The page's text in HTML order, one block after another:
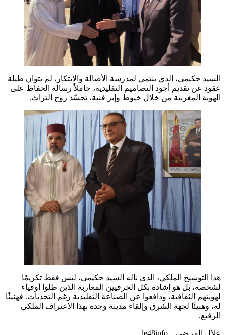
السيد حكيمي، الذي ينتمي لمدرسة الأصالة والابتكار، لم يتوان طيلة
عقود عن تقديم أجود التصاميم التقليدية، حاملاً رسالة الحفاظ على
الهوية المغربية من خلال خيوط وإبر فنية، تجسّد روح التراث.
هذا التوشيح الملكي، الذي ناله السيد حكيمي، ليس فقط تكريمًا
لشخصه، بل هو إشادة بكل الحرفيين المغاربة الذين ظلوا أوفياء
لهويتهم الثقافية، ودافعوا عن الصناعة التقليدية رغم التحديات. فهنيئًا
له، وهنيئًا لجهة الشرق وإلقاء مدينة وجدة بهذا الاعتراف الملكي
الرفيع.
علال المرضي – le48info